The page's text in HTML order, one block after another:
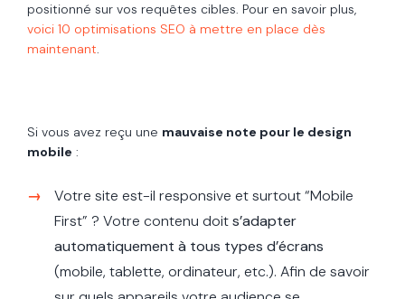
positionné sur vos requêtes cibles. Pour en savoir plus,
voici 10 optimisations SEO à mettre en place dès
maintenant.
Si vous avez reçu une mauvaise note pour le design
mobile :
Votre site est-il responsive et surtout “Mobile
First” ? Votre contenu doits’adapter
automatiquement à tous types d’écrans
(mobile, tablette, ordinateur, etc.). Afin de savoir